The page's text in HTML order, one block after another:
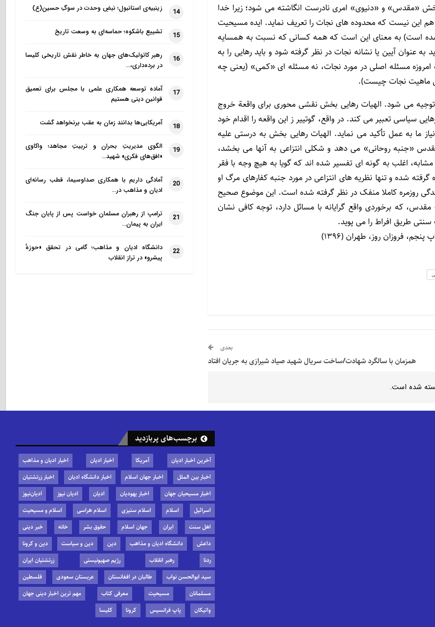
«مقدس» و «دنیوی» امری نادرست انگاشته می شود؛ زیرا خدا
این نیست که محدوده های نجات را تعریف نماید. ایده مسیحیت
شده است) به معنای این است که همه کسانی که نسبت به همسایه
به عنوان آیین یا نشانه نجات در نظر گرفته شود و باید رهایی را به
مسئله اصلی در مورد نجات، نه مسئله ای «کمی» (یعنی چه
ماهیت نجات چیست).
توجیه می شود. الهیات رهایی بخش نقشی محوری برای واقعة خروج
سیاسی تعبیر می کند. در واقع، گوتییر ز این واقعه را اقدام خود
ما به عمل تأکید می نماید. الهیات رهایی بخش به درستی علیه
«جنبه روحانی» می دهد و شکلی انتزاعی به آنها می بخشد،
مثال (لوقا ۲۰۰۶-۲۱ و ۲۴-۲۵) و نیز آیات مشابه، اغلب به گونه ای تفسیر شده اند که گویا به هیچ وجه با فقر
شده و تنها نظریه های انتزاعی در مورد جنبه کفارهای مرگ او
روزمره کاملا منفک در نظر گرفته شده است. این موضوع صحیح
که برخوردی واقع گرایانه با مسائل دارد، توجه کافی نشان
طریق افراط را می پوید.
فروزان روز، طهران (1396)
بعدی
همزمان با سالگرد شهادت/ساخت سریال شهید صیاد شیرازی به جریان افتاد
شده است.
14 زینبیه‌ی استانبول؛ نبضِ وحدت در سوگِ حسین(ع)
15 تشییع باشکوه؛ حماسه‌ای به وسعت تاریخ
16
رهبر کاتولیک‌های جهان به خاطر نقش تاریخی کلیسا
در برده‌داری،…
17
آماده توسعه همکاری علمی با مجلس برای تعمیق
قوانین دینی هستیم
18 آمریکایی‌ها بدانند زمان به عقب برنخواهد گشت
19
الگوی مدیریتِ بحران و تربیتِ مجاهد؛ واکاوی
«افق‌های فکری» شهید…
20
آمادگی داریم با همکاری صداوسیما، قطب رسانه‌ای
ادیان و مذاهب در…
21
ترامپ از رهبران مسلمان خواست پس از پایان جنگ
ایران به پیمان…
22
دانشگاه ادیان و مذاهب؛ گامی در تحقق «حوزهٔ
پیشرو» در تراز انقلاب
برچسب‌های پربازدید
آخرین اخبار ادیان آمریکا اخبار ادیان
اخبار ادیان و مذاهب
اخبار بین الملل
اخبار جهان اسلام اخبار دانشگاه ادیان
اخبار زرتشتیان
اخبار مسیحیان جهان
اخبار یهودیان ادیان ادیان نیوز
ادیان‌نیوز
اسرائیل
اسلام اسلام ستیزی اسلام هراسی
اسلام و مسیحیت
اهل سنت
ایران جهان اسلام حقوق بشر خانه
خبر دینی
داعش
دانشگاه ادیان و مذاهب دین دین و سیاست
دین و کرونا
ردنا
رهبر انقلاب رژیم صهیونیستی
زرتشتیان ایران
سید ابوالحسن نواب
طالبان در افغانستان عربستان سعودی
فلسطین
مسلمانان
مسیحیت معرفی کتاب
مهم ترین اخبار دینی جهان
واتیکان
پاپ فرانسیس کرونا کلیسا